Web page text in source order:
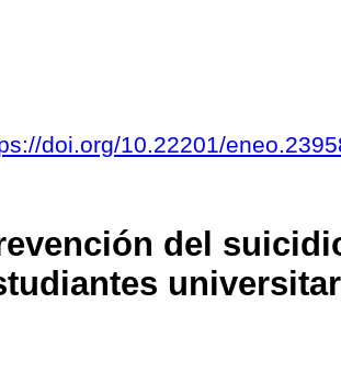
doi.org/10.22201/
del